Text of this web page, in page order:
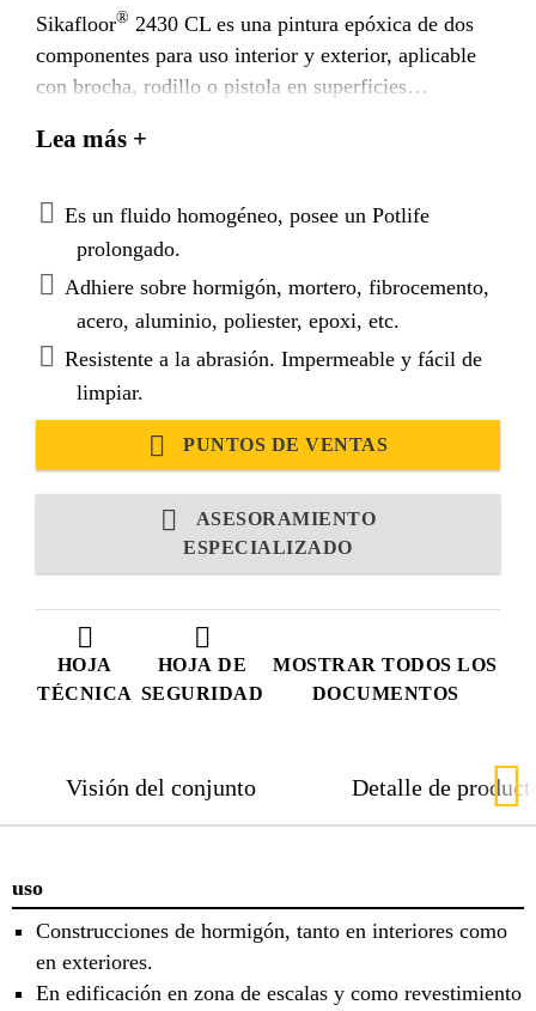
HOJA
TÉCNICA
HOJA DE
SEGURIDAD
MOSTRAR TODOS LOS
DOCUMENTOS
Sikafloor® 2430 CL es una pintura epóxica de dos
componentes para uso interior y exterior, aplicable
con brocha, rodillo o pistola en superficies
Lea más +
Es un fluido homogéneo, posee un Potlife
prolongado.
Adhiere sobre hormigón, mortero, fibrocemento,
acero, aluminio, poliester, epoxi, etc.
Resistente a la abrasión. Impermeable y fácil de
limpiar.
PUNTOS DE VENTAS
ASESORAMIENTO
ESPECIALIZADO
Visión del conjunto Detalle de
uso
Construcciones de hormigón, tanto en interiores como
en exteriores.
En edificación en zona de escalas y como revestimiento